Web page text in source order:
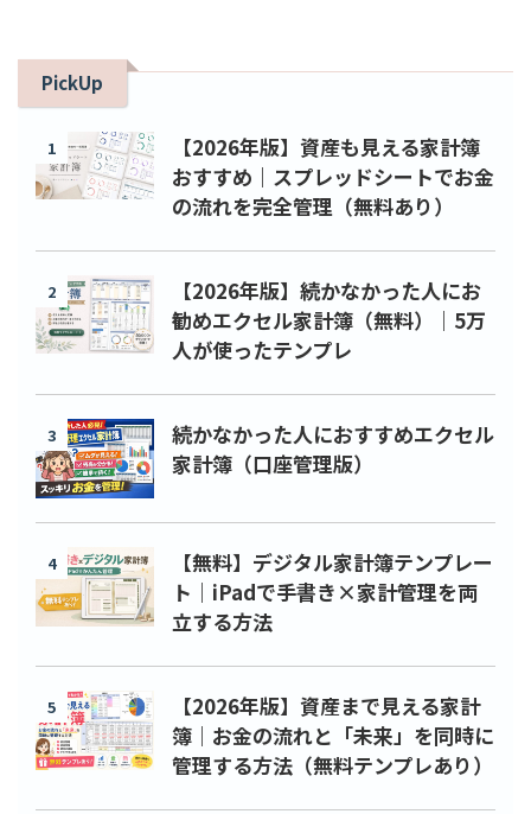
PickUp
1
【2026年版】資産も見える家計簿
おすすめ｜スプレッドシートでお金
の流れを完全管理（無料あり）
2
【2026年版】続かなかった人にお
勧めエクセル家計簿（無料）｜5万
人が使ったテンプレ
3
続かなかった人におすすめエクセル
家計簿（口座管理版）
4
【無料】デジタル家計簿テンプレー
ト｜iPadで手書き×家計管理を両
立する方法
5
【2026年版】資産まで見える家計
簿｜お金の流れと「未来」を同時に
管理する方法（無料テンプレあり）